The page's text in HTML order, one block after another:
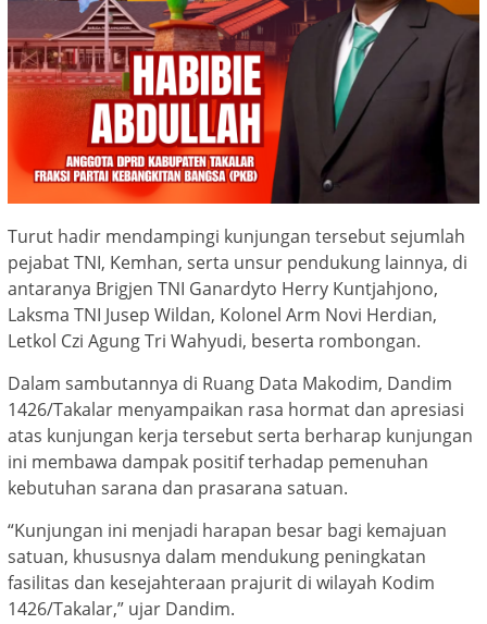
Turut hadir mendampingi kunjungan tersebut sejumlah
pejabat TNI, Kemhan, serta unsur pendukung lainnya, di
antaranya Brigjen TNI Ganardyto Herry Kuntjahjono,
Laksma TNI Jusep Wildan, Kolonel Arm Novi Herdian,
Letkol Czi Agung Tri Wahyudi, beserta rombongan.
Dalam sambutannya di Ruang Data Makodim, Dandim
1426/Takalar menyampaikan rasa hormat dan apresiasi
atas kunjungan kerja tersebut serta berharap kunjungan
ini membawa dampak positif terhadap pemenuhan
kebutuhan sarana dan prasarana satuan.
“Kunjungan ini menjadi harapan besar bagi kemajuan
satuan, khususnya dalam mendukung peningkatan
fasilitas dan kesejahteraan prajurit di wilayah Kodim
1426/Takalar,” ujar Dandim.